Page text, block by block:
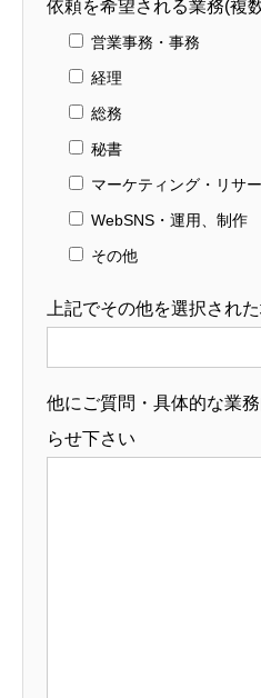
依頼を希望される業務(複
営業事務・事務
経理
総務
秘書
マーケティング・リサ
WebSNS・運用、制作
その他
上記でその他を選択され
他にご質問・具体的な業
らせ下さい